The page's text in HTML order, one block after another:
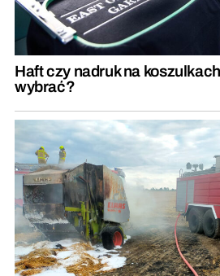
Haft czy nadruk na
wybrać?